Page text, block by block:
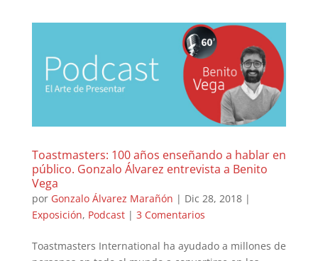
Toastmasters: 100 años enseñando a hablar en
público. Gonzalo Álvarez entrevista a Benito
Vega
por Gonzalo Álvarez Marañón | Dic 28, 2018|
Exposición, Podcast| 3 Comentarios
Toastmasters International ha ayudado a millones de